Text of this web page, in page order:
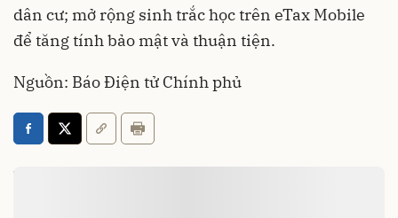
dân cư; mở rộng sinh trắc học trên eTax Mobile
để tăng tính bảo mật và thuận tiện.
Nguồn: Báo Điện tử Chính phủ
BÀI LIÊN QUAN